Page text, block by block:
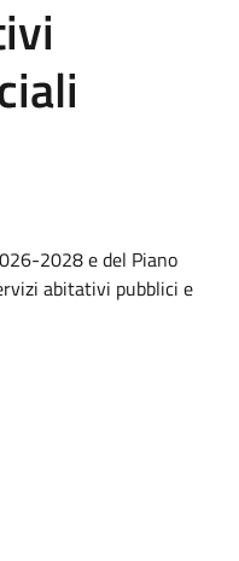
2028 e del Piano
abitativi pubblici e